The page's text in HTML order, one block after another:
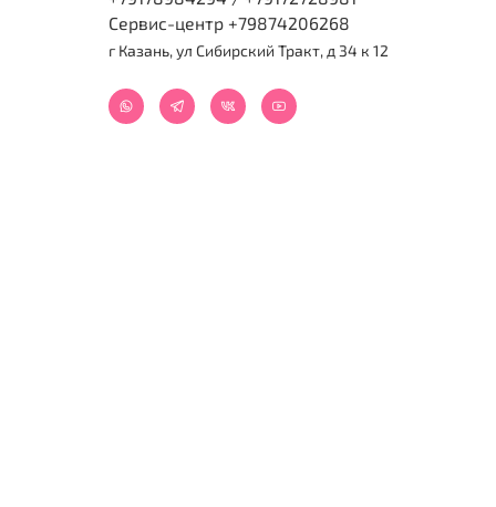
Сервис-центр +79874206268
г Казань, ул Сибирский Тракт, д 34 к 12